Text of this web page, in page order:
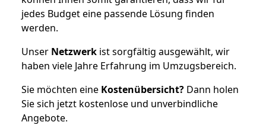
jedes Budget eine passende Lösung finden
werden.
Unser Netzwerk ist sorgfältig ausgewählt, wir
haben viele Jahre Erfahrung im Umzugsbereich.
Sie möchten eine Kostenübersicht? Dann holen
Sie sich jetzt kostenlose und unverbindliche
Angebote.